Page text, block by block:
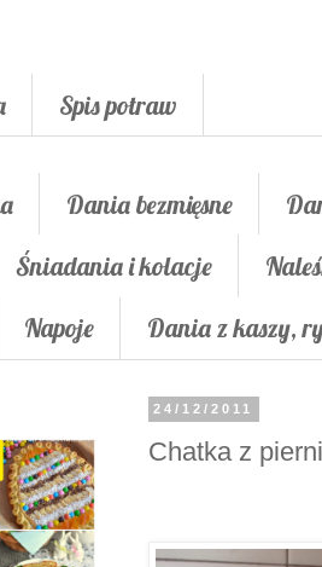
Spis potraw
Dania bezmięsne
Śniadania i kolacje
Napoje Dania z kaszy,
24/12/2011
Chatka z